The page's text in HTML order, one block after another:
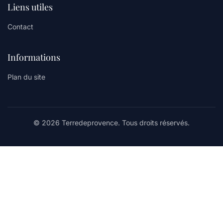
Liens utiles
Contact
Informations
Plan du site
© 2026 Terredeprovence. Tous droits réservés.